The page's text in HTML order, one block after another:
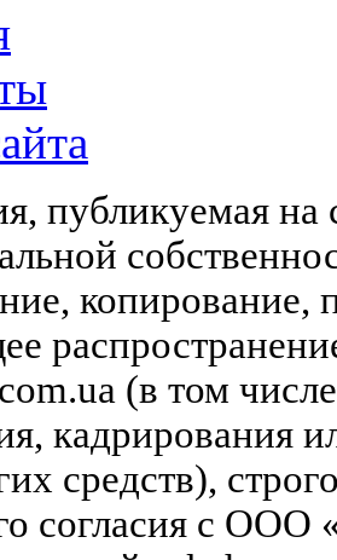
публикуемая на
копирование,
(в том
кадрирования
средств),
согласия с